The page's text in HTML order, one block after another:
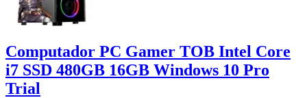
Computador PC Gamer TOB Intel Core
i7 SSD 480GB 16GB Windows 10 Pro
Trial